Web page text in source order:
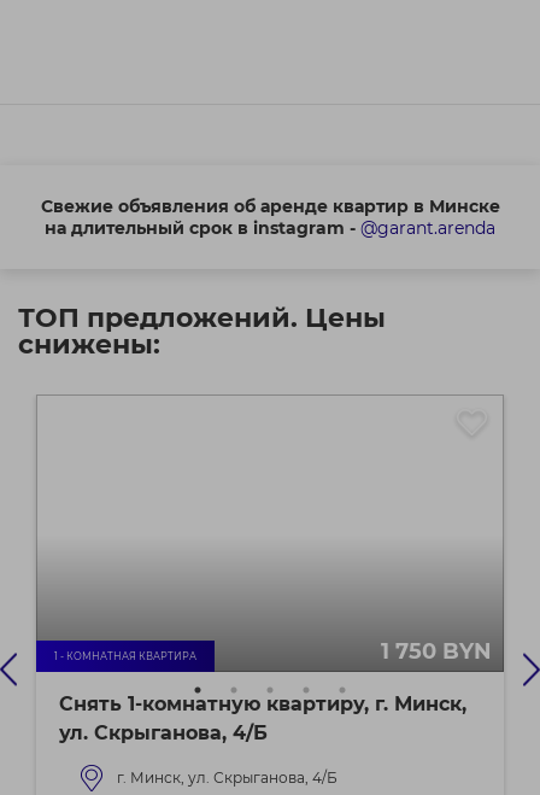
Свежие объявления об аренде квартир в Минске
на длительный срок в instagram - @garant.arenda
ТОП предложений. Цены
снижены:
1 - КОМНАТНАЯ КВАРТИРА 1 750 BYN
Снять 1-комнатную квартиру, г. Минск,
ул. Скрыганова, 4/Б
г. Минск, ул. Скрыганова, 4/Б